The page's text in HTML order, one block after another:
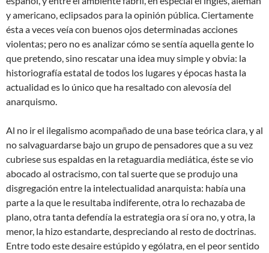
y americano, eclipsados para la opinión pública. Ciertamente
ésta a veces veía con buenos ojos determinadas acciones
violentas; pero no es analizar cómo se sentía aquella gente lo
que pretendo, sino rescatar una idea muy simple y obvia: la
historiografía estatal de todos los lugares y épocas hasta la
actualidad es lo único que ha resaltado con alevosía del
anarquismo.
Al no ir el ilegalismo acompañado de una base teórica clara, y al
no salvaguardarse bajo un grupo de pensadores que a su vez
cubriese sus espaldas en la retaguardia mediática, éste se vio
abocado al ostracismo, con tal suerte que se produjo una
disgregación entre la intelectualidad anarquista: había una
parte a la que le resultaba indiferente, otra lo rechazaba de
plano, otra tanta defendía la estrategia ora sí ora no, y otra, la
menor, la hizo estandarte, despreciando al resto de doctrinas.
Entre todo este desaire estúpido y ególatra, en el peor sentido